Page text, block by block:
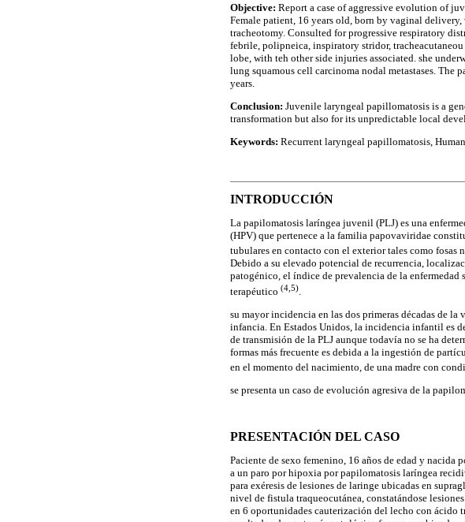
Objective: Report a case of aggressive evolution of
Female patient, 16 years old, born by vaginal
tracheotomy. Consulted for progressive respiratory
febrile, polipneica, inspiratory stridor,
lobe, with teh other side injuries associated. she
lung squamous cell carcinoma nodal metastases.
years.
Conclusion: Juvenile laryngeal papillomatosis is a
transformation but also for its unpredictable local
Keywords: Recurrent laryngeal papillomatosis,
INTRODUCCIÓN
La papilomatosis laríngea juvenil (PLJ) es una
(HPV) que pertenece a la familia papovaviridae
tubulares en contacto con el exterior tales como fosas
Debido a su elevado potencial de recurrencia,
patogénico, el índice de prevalencia de la
terapéutico (4,5)
su mayor incidencia en las dos primeras décadas de
infancia. En Estados Unidos, la incidencia infantil es
de transmisión de la PLJ aunque todavía no se ha
formas más frecuente es debida a la ingestión de
en el momento del nacimiento, de una madre con
se presenta un caso de evolución agresiva de la
PRESENTACIÓN DEL CASO
Paciente de sexo femenino, 16 años de edad y nacida
a un paro por hipoxia por papilomatosis laríngea
para exéresis de lesiones de laringe ubicadas en
nivel de fistula traqueocutánea, constatándose
en 6 oportunidades cauterización del lecho con